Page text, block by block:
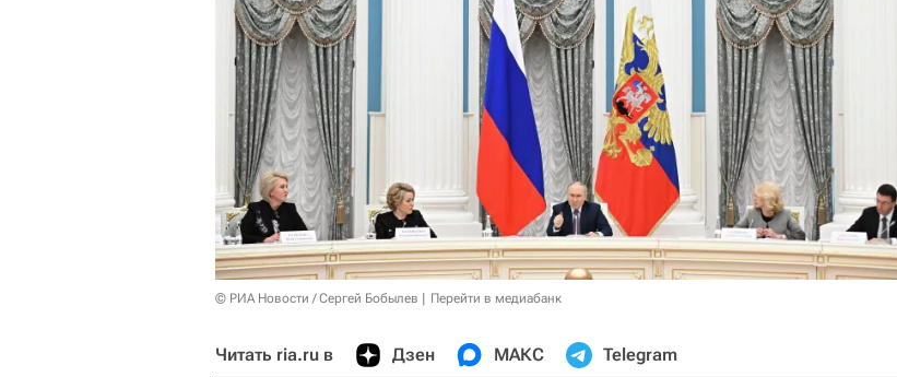
© РИА Новости / Сергей Бобылев Перейти в медиабанк
Читать ria.ru в Дзен МАКС Telegram